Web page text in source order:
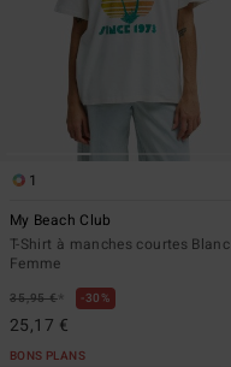
1
My Beach Club
T-Shirt à manches courtes Blanc
Femme
35,95 €* 30%
25,17 €
BONS PLANS